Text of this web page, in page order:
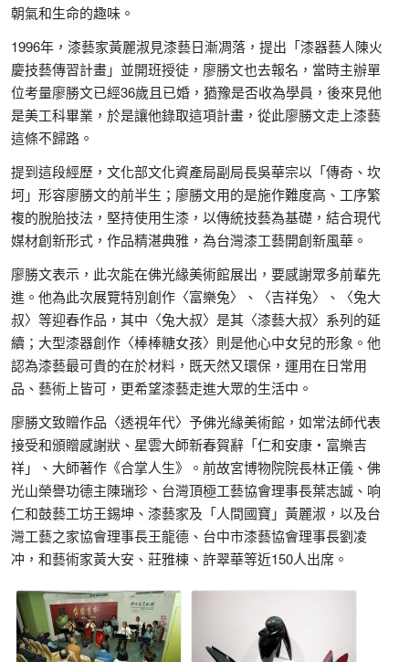
朝氣和生命的趣味。
1996年，漆藝家黃麗淑見漆藝日漸凋落，提出「漆器藝人陳火
慶技藝傳習計畫」並開班授徒，廖勝文也去報名，當時主辦單
位考量廖勝文已經36歲且已婚，猶豫是否收為學員，後來見他
是美工科畢業，於是讓他錄取這項計畫，從此廖勝文走上漆藝
這條不歸路。
提到這段經歷，文化部文化資產局副局長吳華宗以「傳奇、坎
坷」形容廖勝文的前半生；廖勝文用的是施作難度高、工序繁
複的脫胎技法，堅持使用生漆，以傳統技藝為基礎，結合現代
媒材創新形式，作品精湛典雅，為台灣漆工藝開創新風華。
廖勝文表示，此次能在佛光緣美術館展出，要感謝眾多前輩先
進。他為此次展覽特別創作〈富樂兔〉、〈吉祥兔〉、〈兔大
叔〉等迎春作品，其中〈兔大叔〉是其〈漆藝大叔〉系列的延
續；大型漆器創作〈棒棒糖女孩〉則是他心中女兒的形象。他
認為漆藝最可貴的在於材料，既天然又環保，運用在日常用
品、藝術上皆可，更希望漆藝走進大眾的生活中。
廖勝文致贈作品〈透視年代〉予佛光緣美術館，如常法師代表
接受和頒贈感謝狀、星雲大師新春賀辭「仁和安康‧富樂吉
祥」、大師著作《合掌人生》。前故宮博物院院長林正儀、佛
光山榮譽功德主陳瑞珍、台灣頂極工藝協會理事長葉志誠、响
仁和鼓藝工坊王錫坤、漆藝家及「人間國寶」黃麗淑，以及台
灣工藝之家協會理事長王龍德、台中市漆藝協會理事長劉凌
冲，和藝術家黃大安、莊雅棟、許翠華等近150人出席。